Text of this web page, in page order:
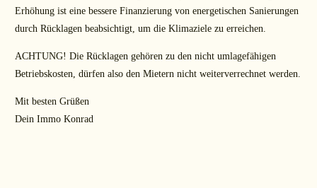
Erhöhung ist eine bessere Finanzierung von energetischen Sanierungen
durch Rücklagen beabsichtigt, um die Klimaziele zu erreichen.
ACHTUNG! Die Rücklagen gehören zu den nicht umlagefähigen
Betriebskosten, dürfen also den Mietern nicht weiterverrechnet werden.
Mit besten Grüßen
Dein Immo Konrad